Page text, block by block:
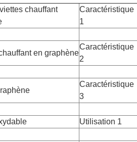
chauffant
Caractéristique
1
en graphène
Caractéristique
2
Caractéristique
3
Utilisation 1